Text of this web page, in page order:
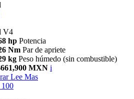
V4
hp Potencia
Nm Par de apriete
kg Peso húmedo (sin combustible)
MXN i
Lee Mas